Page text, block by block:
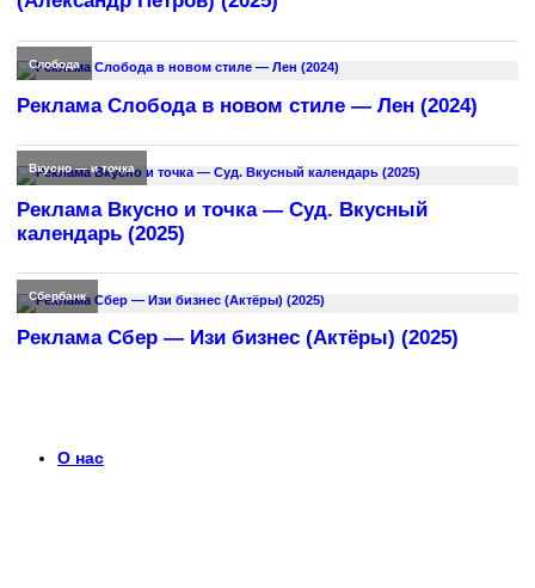
Слобода
Реклама Слобода в новом стиле — Лен (2024)
Вкусно — и точка
Реклама Вкусно и точка — Суд. Вкусный
календарь (2025)
Сбербанк
Реклама Сбер — Изи бизнес (Актёры) (2025)
О нас